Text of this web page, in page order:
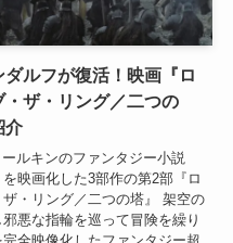
ダルフが復活！映画『ロ
・ザ・リング／二つの
介
ルキンのファンタジー小説
を映画化した3部作の第2部『ロ
・リング／二つの塔』 架空の
悪な指輪を巡って冒険を繰り